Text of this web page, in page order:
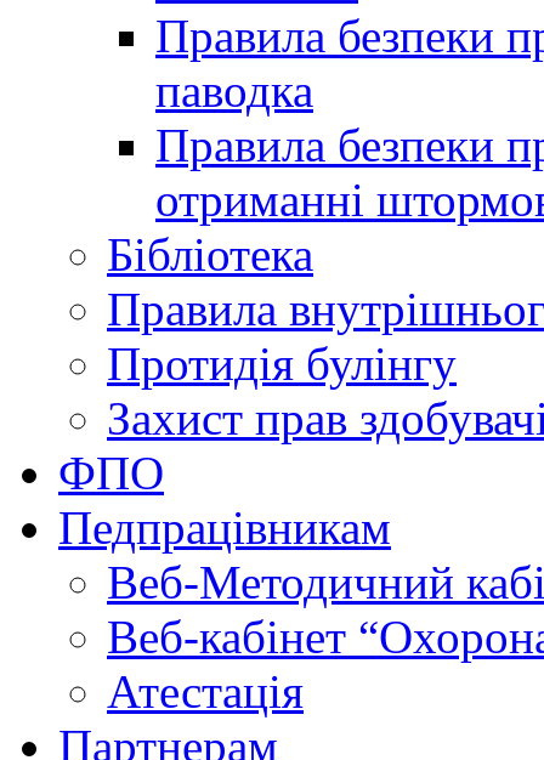
Правила безпеки
паводка
Правила безпеки
отриманні
Бібліотека
Правила
Протидія булінгу
Захист прав
ФПО
Педпрацівникам
Веб-Методичний
Веб-кабінет
Атестація
Партнерам